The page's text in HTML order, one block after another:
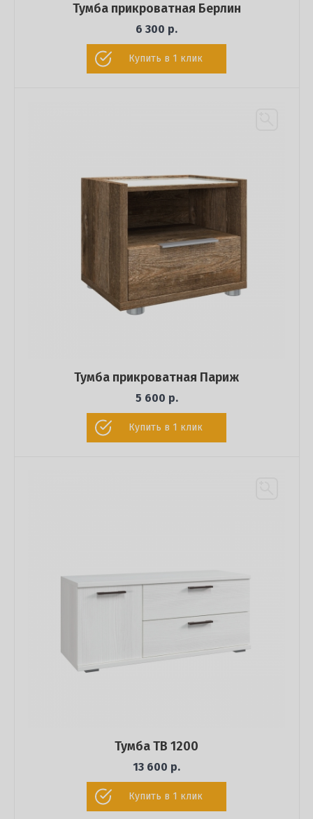
Тумба прикроватная Берлин
6 300 р.
Купить в 1 клик
Тумба прикроватная Париж
5 600 р.
Купить в 1 клик
Тумба ТВ 1200
13 600 р.
Купить в 1 клик